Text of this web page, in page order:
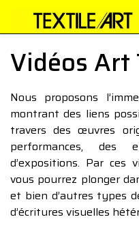
Vidéos Art
Nous proposons
montrant des liens
travers des œuvres
performances,
d’expositions. Par ces
vous pourrez plonger
et bien d’autres types
d’écritures visuelles